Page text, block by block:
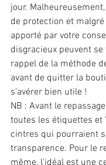
jour.
de protection et
apporté par votre
disgracieux peuvent
rappel de la méthode
avant de quitter la
s’avérer bien utile !
NB : Avant le
toutes les étiquettes et
cintres qui pourraient
transparence. Pour le
même, l'idéal est une